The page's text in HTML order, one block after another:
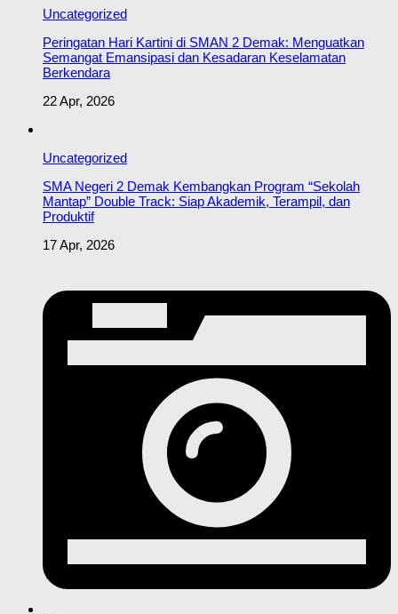
Uncategorized
Peringatan Hari Kartini di SMAN 2 Demak: Menguatkan
Semangat Emansipasi dan Kesadaran Keselamatan
Berkendara
22 Apr, 2026
Uncategorized
SMA Negeri 2 Demak Kembangkan Program “Sekolah
Mantap” Double Track: Siap Akademik, Terampil, dan
Produktif
17 Apr, 2026